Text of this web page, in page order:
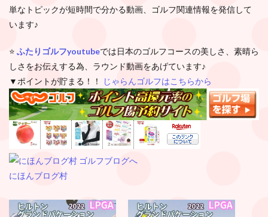
単なトピックが短時間で分かる動画、ゴルフ関連情報を発信して
います♪
⭐️ ふたりゴルフyoutubeでは日本のゴルフコースの美しさ、素晴ら
しさをお伝えする為、ラウンド動画をあげています♪
▼ポイントが貯まる！！
じゃらんゴルフはこちらから
にほんブログ村